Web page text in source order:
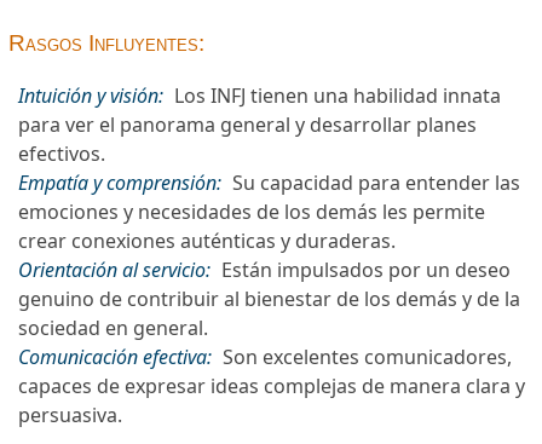
Rasgos Influyentes:
Intuición y visión: Los INFJ tienen una habilidad innata
para ver el panorama general y desarrollar planes
efectivos.
Empatía y comprensión: Su capacidad para entender las
emociones y necesidades de los demás les permite
crear conexiones auténticas y duraderas.
Orientación al servicio: Están impulsados por un deseo
genuino de contribuir al bienestar de los demás y de la
sociedad en general.
Comunicación efectiva: Son excelentes comunicadores,
capaces de expresar ideas complejas de manera clara y
persuasiva.